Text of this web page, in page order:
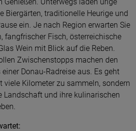
Biergärten, traditionelle Heurige und
ein. Je nach Region erwarten Sie
fangfrischer Fisch, österreichische
Wein mit Blick auf die Reben.
Zwischenstopps machen den
Donau-Radreise aus. Es geht
Kilometer zu sammeln, sondern
Landschaft und ihre kulinarischen